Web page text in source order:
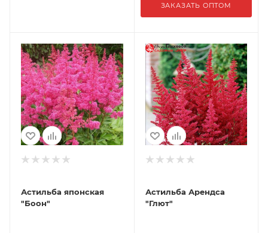
ЗАКАЗАТЬ ОПТОМ
Астильба японская
"Боон"
Астильба Арендса
"Глют"